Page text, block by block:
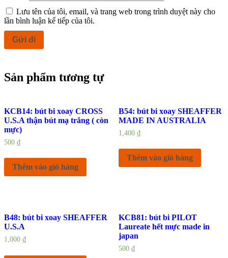
Lưu tên của tôi, email, và trang web trong trình duyệt này cho
lần bình luận kế tiếp của tôi.
Sản phẩm tương tự
KCB14: bút bi xoay CROSS
U.S.A thận bút mạ trắng ( còn
mực)
500 ₫
Thêm vào giỏ hàng
B54: bút bi xoay SHEAFFER
MADE IN AUSTRALIA
1,400 ₫
Thêm vào giỏ hàng
B48: bút bi xoay SHEAFFER
U.S.A
1,000 ₫
KCB81: bút bi PILOT
Laureate hết mực made in
japan
500 ₫